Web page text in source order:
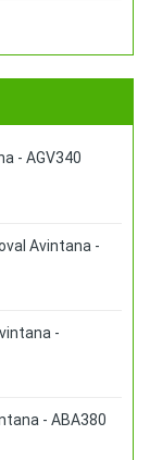
- AGV340
Avintana -
-
- ABA380